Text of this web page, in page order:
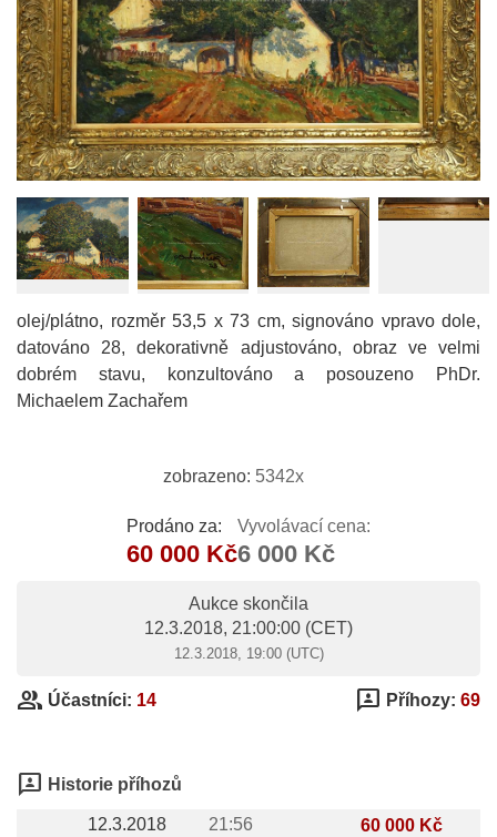
olej/plátno, rozměr 53,5 x 73 cm, signováno vpravo dole,
datováno 28, dekorativně adjustováno, obraz ve velmi
dobrém stavu, konzultováno a posouzeno PhDr.
Michaelem Zachařem
zobrazeno: 5342x
Prodáno za:
60 000 Kč
Vyvolávací cena:
6 000 Kč
Aukce skončila
12.3.2018, 21:00:00 (CET)
12.3.2018, 19:00 (UTC)
group Účastníci: 14 3p Příhozy: 69
3p Historie příhozů
12.3.2018 21:56
60 000 Kč